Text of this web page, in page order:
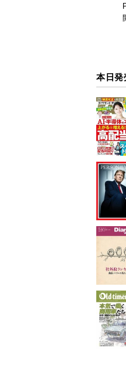
本日発